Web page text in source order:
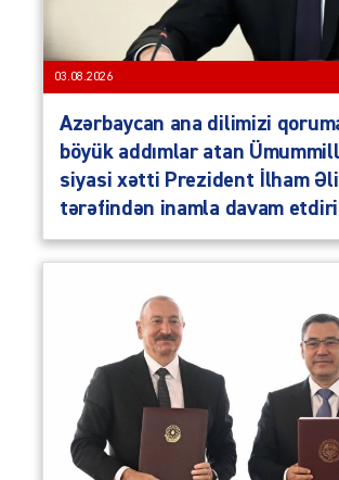
03.08.2026
Azərbaycan ana dilimizi
böyük addımlar atan
siyasi xətti Prezident İlham
tərəfindən inamla davam